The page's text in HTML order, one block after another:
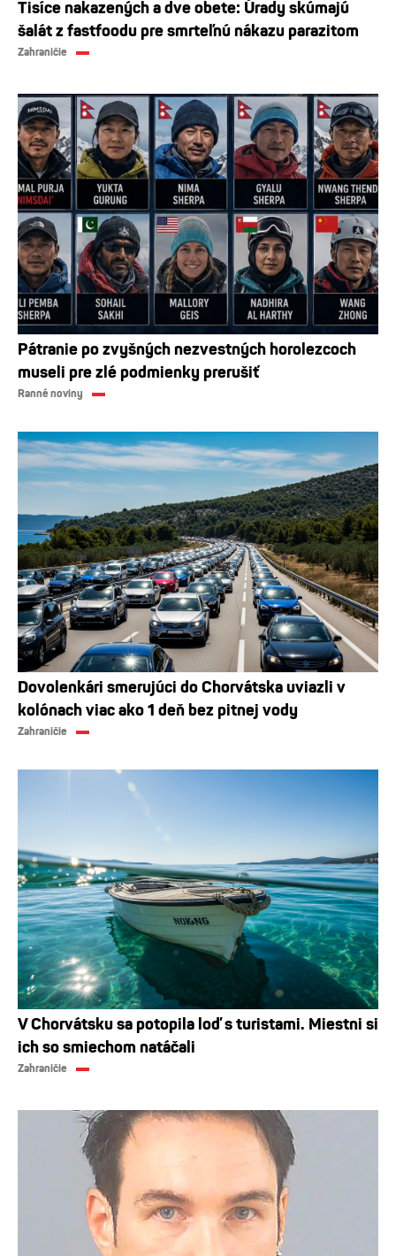
Tisíce nakazených a dve obete: Úrady skúmajú
šalát z fastfoodu pre smrteľnú nákazu parazitom
Zahraničie
Pátranie po zvyšných nezvestných horolezcoch
museli pre zlé podmienky prerušiť
Ranné noviny
Dovolenkári smerujúci do Chorvátska uviazli v
kolónach viac ako 1 deň bez pitnej vody
Zahraničie
V Chorvátsku sa potopila loď s turistami. Miestni si
ich so smiechom natáčali
Zahraničie